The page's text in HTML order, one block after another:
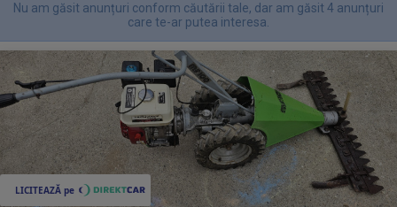
Nu am găsit anunțuri conform căutării tale, dar am găsit 4 anunțuri
care te-ar putea interesa.